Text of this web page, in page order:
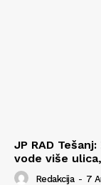
JP RAD
vode više
Redakcija - 7